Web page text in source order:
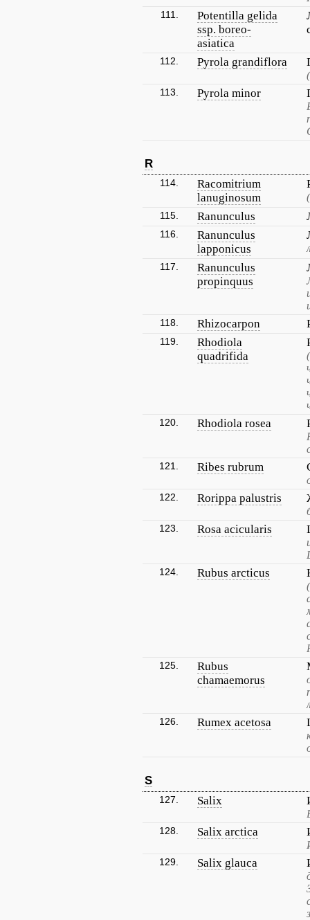
111.
Potentilla gelida
ssp. boreo-
asiatica
112. Pyrola grandiflora
113. Pyrola minor
R
114.
Racomitrium
lanuginosum
115. Ranunculus
116.
Ranunculus
lapponicus
117.
Ranunculus
propinquus
118. Rhizocarpon
119.
Rhodiola
quadrifida
120. Rhodiola rosea
121. Ribes rubrum
122. Rorippa palustris
123. Rosa acicularis
124. Rubus arcticus
125.
Rubus
chamaemorus
126. Rumex acetosa
S
127. Salix
128. Salix arctica
129. Salix glauca